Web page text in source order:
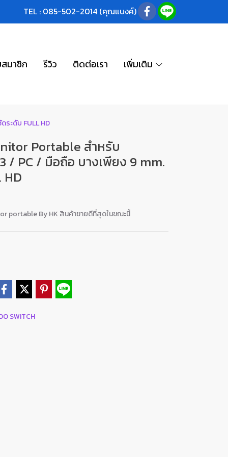
TEL : 085-502-2014 (คุณแบงค์)
มาชิก รีวิว ติดต่อเรา เพิ่มเติม
ะดับ FULL HD
Portable สำหรับ
/ PC / มือถือ บางเพียง 9 mm.
portable By HK สินค้าขายดีที่สุดในขณะนี้
SWITCH